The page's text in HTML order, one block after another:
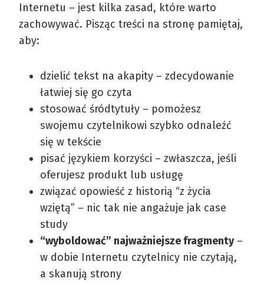
Internetu – jest kilka zasad, które warto
zachowywać. Pisząc treści na stronę pamiętaj,
aby:
dzielić tekst na akapity – zdecydowanie
łatwiej się go czyta
stosować śródtytuły – pomożesz
swojemu czytelnikowi szybko odnaleźć
się w tekście
pisać językiem korzyści – zwłaszcza, jeśli
oferujesz produkt lub usługę
związać opowieść z historią “z życia
wziętą” – nic tak nie angażuje jak case
study
“wyboldować” najważniejsze fragmenty–
w dobie Internetu czytelnicy nie czytają,
a skanują strony